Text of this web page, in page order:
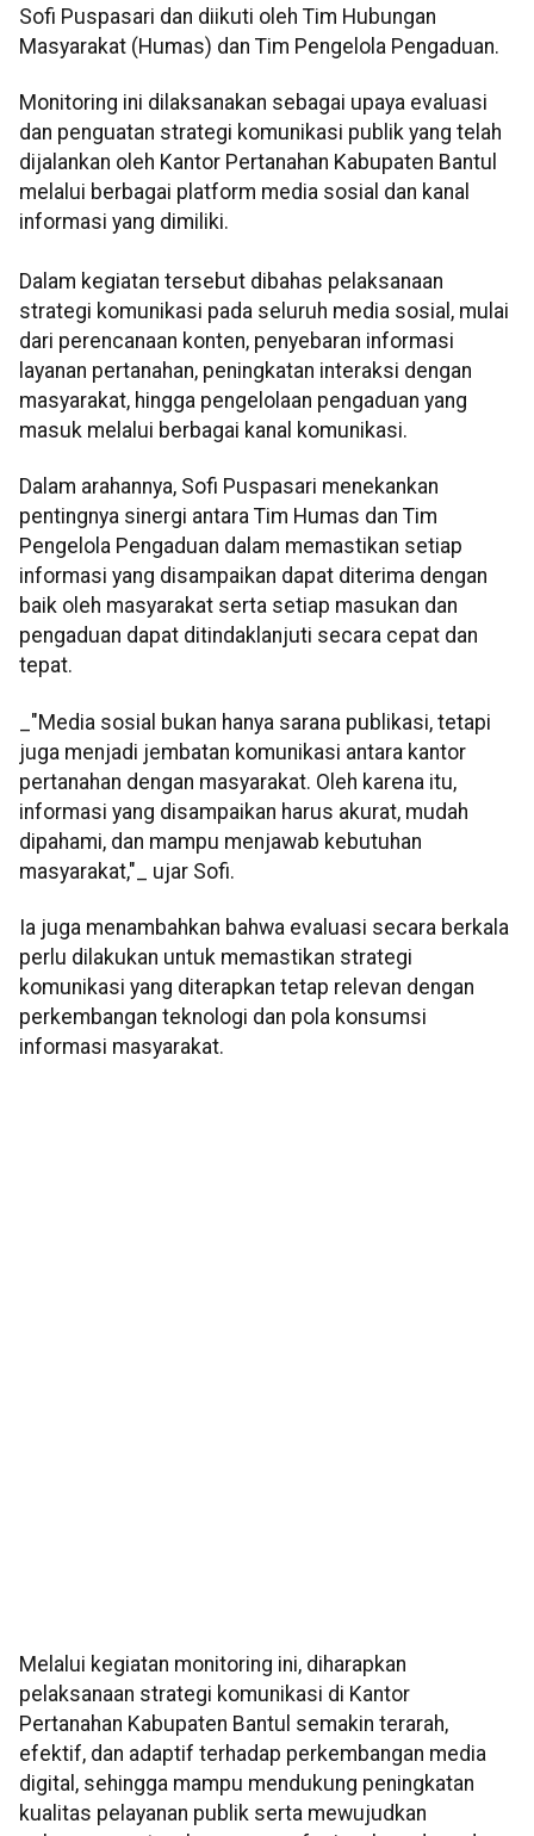
Sofi Puspasari dan diikuti oleh Tim Hubungan
Masyarakat (Humas) dan Tim Pengelola Pengaduan.
Monitoring ini dilaksanakan sebagai upaya evaluasi
dan penguatan strategi komunikasi publik yang telah
dijalankan oleh Kantor Pertanahan Kabupaten Bantul
melalui berbagai platform media sosial dan kanal
informasi yang dimiliki.
Dalam kegiatan tersebut dibahas pelaksanaan
strategi komunikasi pada seluruh media sosial, mulai
dari perencanaan konten, penyebaran informasi
layanan pertanahan, peningkatan interaksi dengan
masyarakat, hingga pengelolaan pengaduan yang
masuk melalui berbagai kanal komunikasi.
Dalam arahannya, Sofi Puspasari menekankan
pentingnya sinergi antara Tim Humas dan Tim
Pengelola Pengaduan dalam memastikan setiap
informasi yang disampaikan dapat diterima dengan
baik oleh masyarakat serta setiap masukan dan
pengaduan dapat ditindaklanjuti secara cepat dan
tepat.
_"Media sosial bukan hanya sarana publikasi, tetapi
juga menjadi jembatan komunikasi antara kantor
pertanahan dengan masyarakat. Oleh karena itu,
informasi yang disampaikan harus akurat, mudah
dipahami, dan mampu menjawab kebutuhan
masyarakat,"_ ujar Sofi.
Ia juga menambahkan bahwa evaluasi secara berkala
perlu dilakukan untuk memastikan strategi
komunikasi yang diterapkan tetap relevan dengan
perkembangan teknologi dan pola konsumsi
informasi masyarakat.
Melalui kegiatan monitoring ini, diharapkan
pelaksanaan strategi komunikasi di Kantor
Pertanahan Kabupaten Bantul semakin terarah,
efektif, dan adaptif terhadap perkembangan media
digital, sehingga mampu mendukung peningkatan
kualitas pelayanan publik serta mewujudkan